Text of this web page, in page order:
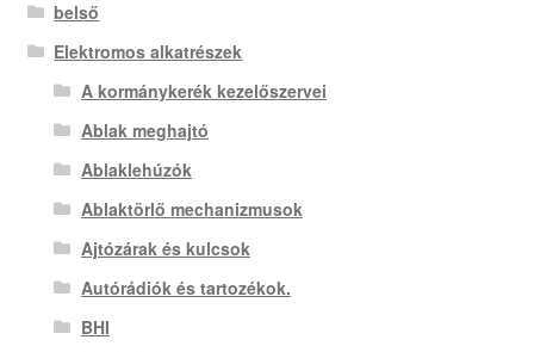
belső
Elektromos alkatrészek
A kormánykerék kezelőszervei
Ablak meghajtó
Ablaklehúzók
Ablaktörlő mechanizmusok
Ajtózárak és kulcsok
Autórádiók és tartozékok.
BHI